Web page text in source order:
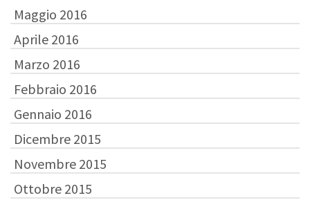
Maggio 2016
Aprile 2016
Marzo 2016
Febbraio 2016
Gennaio 2016
Dicembre 2015
Novembre 2015
Ottobre 2015